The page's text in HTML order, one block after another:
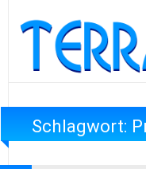
Schlagwort: